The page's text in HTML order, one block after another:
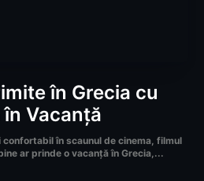
în Grecia cu
Vacanță
în scaunul de cinema, filmul
ar prinde o vacanță în Grecia,...